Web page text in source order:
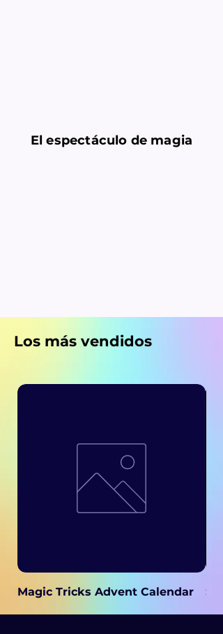
El espectáculo de magia
Los más vendidos
Magic Tricks Advent Calendar